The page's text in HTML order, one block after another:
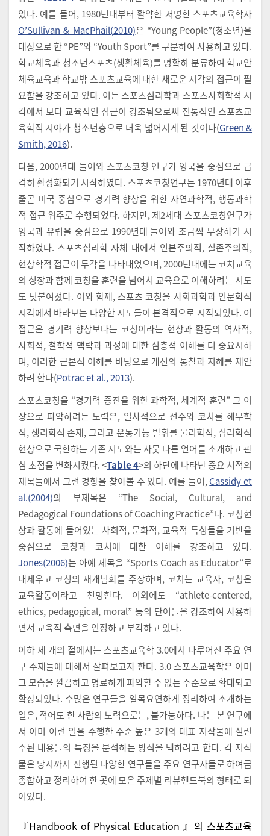
있다. 예를 들어, 1980년대부터 활약한 저명한 스포츠교육학자
O’Sullivan & MacPhail(2010)은 “Young People”(청소년)을
대상으로 한 “PE”와 “Youth Sport”를 구분하여 사용하고 있다.
학교체육과 청소년스포츠(생활체육)를 명확히 분류하여 학교안
체육교육과 학교밖 스포츠교육에 대한 새로운 시각의 접근이 필
요함을 강조하고 있다. 이는 스포츠심리학과 스포츠사회학적 시
각에서 보다 교육적인 접근이 강조됨으로써 전통적인 스포츠교
육학적 시야가 청소년층으로 더욱 넓어지게 된 것이다(Green &
Smith, 2016).
다음, 2000년대 들어와 스포츠코칭 연구가 영국을 중심으로 급
격히 활성화되기 시작하였다. 스포츠코칭연구는 1970년대 이후
줄곧 미국 중심으로 경기력 향상을 위한 자연과학적, 행동과학
적 접근 위주로 수행되었다. 하지만, 제2세대 스포츠코칭연구가
영국과 유럽을 중심으로 1990년대 들어와 조금씩 부상하기 시
작하였다. 스포츠심리학 자체 내에서 인본주의적, 실존주의적,
현상학적 접근이 두각을 나타내었으며, 2000년대에는 코치교육
의 성장과 함께 코칭을 훈련을 넘어서 교육으로 이해하려는 시도
도 덧붙여졌다. 이와 함께, 스포츠 코칭을 사회과학과 인문학적
시각에서 바라보는 다양한 시도들이 본격적으로 시작되었다. 이
접근은 경기력 향상보다는 코칭이라는 현상과 활동의 역사적,
사회적, 철학적 맥락과 과정에 대한 심층적 이해를 더 중요시하
며, 이러한 근본적 이해를 바탕으로 개선의 통찰과 지혜를 제안
하려 한다(Potrac et al., 2013).
스포츠코칭을 “경기력 증진을 위한 과학적, 체계적 훈련” 그 이
상으로 파악하려는 노력은, 일차적으로 선수와 코치를 해부학
적, 생리학적 존재, 그리고 운동기능 발휘를 물리학적, 심리학적
현상으로 국한하는 기존 시도와는 사뭇 다른 언어를 소개하고 관
심 초점을 변화시켰다. <Table 4>의 하단에 나타난 중요 서적의
제목들에서 그런 경향을 찾아볼 수 있다. 예를 들어,Cassidy et
al.(2004)의 부제목은 “The Social, Cultural, and
Pedagogical Foundations of Coaching Practice”다. 코칭현
상과 활동에 들어있는 사회적, 문화적, 교육적 특성들을 기반을
중심으로 코칭과 코치에 대한 이해를 강조하고 있다.
Jones(2006)는 아예 제목을 “Sports Coach as Educator”로
내세우고 코칭의 재개념화를 주장하며, 코치는 교육자, 코칭은
교육활동이라고 천명한다. 이외에도 “athlete-centered,
ethics, pedagogical, moral” 등의 단어들을 강조하여 사용하
면서 교육적 측면을 인정하고 부각하고 있다.
이하 세 개의 절에서는 스포츠교육학 3.0에서 다루어진 주요 연
구 주제들에 대해서 살펴보고자 한다. 3.0 스포츠교육학은 이미
그 모습을 깔끔하고 명료하게 파악할 수 없는 수준으로 확대되고
확장되었다. 수많은 연구들을 일목요연하게 정리하여 소개하는
일은, 적어도 한 사람의 노력으로는, 불가능하다. 나는 본 연구에
서 이미 이런 일을 수행한 수준 높은 3개의 대표 저작물에 실린
주된 내용들의 특징을 분석하는 방식을 택하려고 한다. 각 저작
물은 당시까지 진행된 다양한 연구들을 주요 연구자들로 하여금
종합하고 정리하여 한 곳에 모은 주제별 리뷰핸드북의 형태로 되
어있다.
『Handbook of Physical Education 』의 스포츠교육